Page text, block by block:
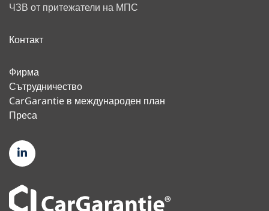
ЧЗВ от притежатели на МПС
Контакт
Фирма
Сътрудничество
CarGarantie в международен план
Преса